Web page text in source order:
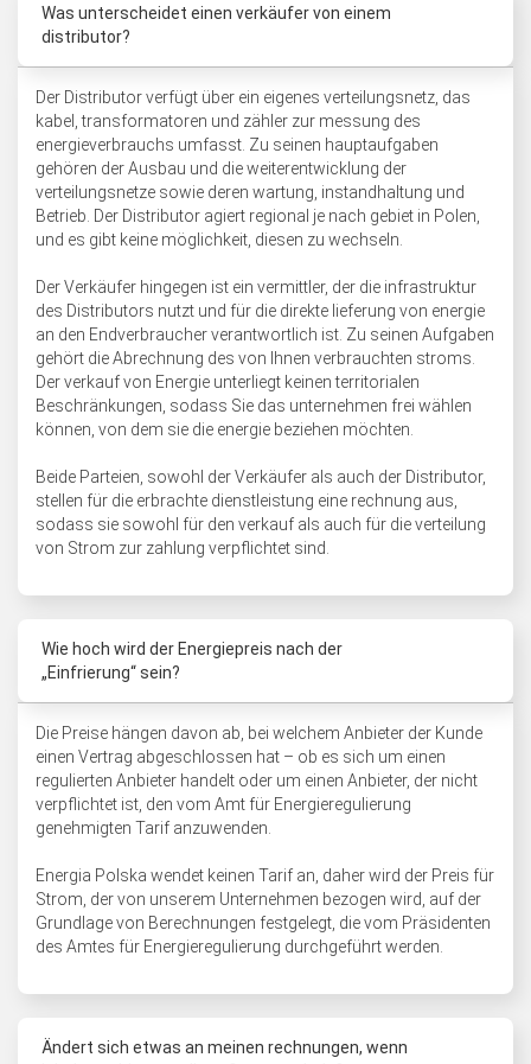
Was unterscheidet einen verkäufer von einem
distributor?
Der Distributor verfügt über ein eigenes verteilungsnetz, das
kabel, transformatoren und zähler zur messung des
energieverbrauchs umfasst. Zu seinen hauptaufgaben
gehören der Ausbau und die weiterentwicklung der
verteilungsnetze sowie deren wartung, instandhaltung und
Betrieb. Der Distributor agiert regional je nach gebiet in Polen,
und es gibt keine möglichkeit, diesen zu wechseln.
Der Verkäufer hingegen ist ein vermittler, der die infrastruktur
des Distributors nutzt und für die direkte lieferung von energie
an den Endverbraucher verantwortlich ist. Zu seinen Aufgaben
gehört die Abrechnung des von Ihnen verbrauchten stroms.
Der verkauf von Energie unterliegt keinen territorialen
Beschränkungen, sodass Sie das unternehmen frei wählen
können, von dem sie die energie beziehen möchten.
Beide Parteien, sowohl der Verkäufer als auch der Distributor,
stellen für die erbrachte dienstleistung eine rechnung aus,
sodass sie sowohl für den verkauf als auch für die verteilung
von Strom zur zahlung verpflichtet sind.
Wie hoch wird der Energiepreis nach der
„Einfrierung“ sein?
Die Preise hängen davon ab, bei welchem Anbieter der Kunde
einen Vertrag abgeschlossen hat – ob es sich um einen
regulierten Anbieter handelt oder um einen Anbieter, der nicht
verpflichtet ist, den vom Amt für Energieregulierung
genehmigten Tarif anzuwenden.
Energia Polska wendet keinen Tarif an, daher wird der Preis für
Strom, der von unserem Unternehmen bezogen wird, auf der
Grundlage von Berechnungen festgelegt, die vom Präsidenten
des Amtes für Energieregulierung durchgeführt werden.
Ändert sich etwas an meinen rechnungen, wenn